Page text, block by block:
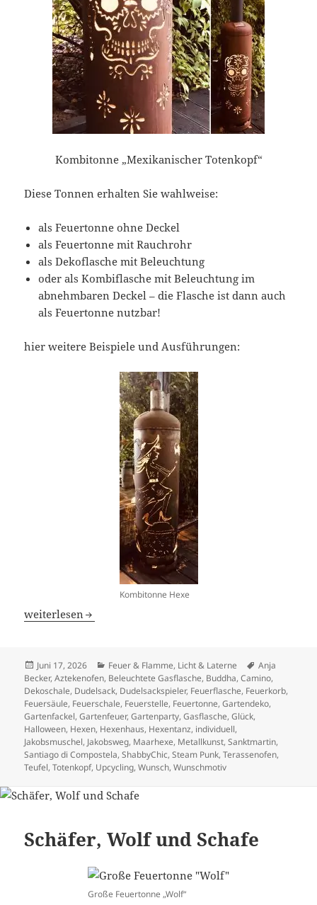
Kombitonne „Mexikanischer Totenkopf“
Diese Tonnen erhalten Sie wahlweise:
als Feuertonne ohne Deckel
als Feuertonne mit Rauchrohr
als Dekoflasche mit Beleuchtung
oder als Kombiflasche mit Beleuchtung im
abnehmbaren Deckel – die Flasche ist dann auch
als Feuertonne nutzbar!
hier weitere Beispiele und Ausführungen:
Kombitonne Hexe
Kombitonnen Himmel – Hölle – Hexen – Teufel
weiterlesen
Veröffentlicht
am
Juni 17, 2026 Kategorien
Feuer & Flamme, Licht & Laterne Schlagwörter
Anja
Becker,Aztekenofen, Beleuchtete Gasflasche, Buddha,Camino,
Dekoschale, Dudelsack, Dudelsackspieler, Feuerflasche, Feuerkorb,
Feuersäule, Feuerschale, Feuerstelle, Feuertonne,Gartendeko,
Gartenfackel,Gartenfeuer,Gartenparty,Gasflasche,Glück,
Halloween, Hexen, Hexenhaus, Hexentanz, individuell,
Jakobsmuschel, Jakobsweg, Maarhexe, Metallkunst,Sanktmartin,
Santiago di Compostela,ShabbyChic,Steam Punk,Terassenofen,
Teufel,Totenkopf, Upcycling,Wunsch,Wunschmotiv
Schäfer, Wolf und Schafe
Große Feuertonne „Wolf“